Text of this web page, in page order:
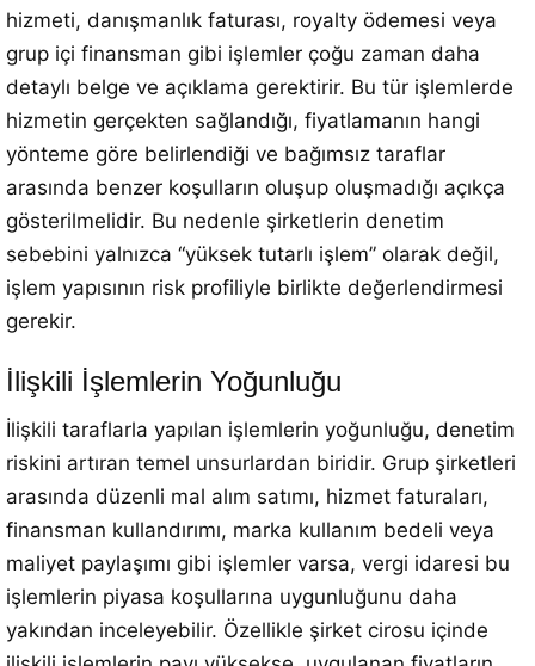
hizmeti, danışmanlık faturası, royalty ödemesi veya
grup içi finansman gibi işlemler çoğu zaman daha
detaylı belge ve açıklama gerektirir. Bu tür işlemlerde
hizmetin gerçekten sağlandığı, fiyatlamanın hangi
yönteme göre belirlendiği ve bağımsız taraflar
arasında benzer koşulların oluşup oluşmadığı açıkça
gösterilmelidir. Bu nedenle şirketlerin denetim
sebebini yalnızca “yüksek tutarlı işlem” olarak değil,
işlem yapısının risk profiliyle birlikte değerlendirmesi
gerekir.
İlişkili İşlemlerin Yoğunluğu
İlişkili taraflarla yapılan işlemlerin yoğunluğu, denetim
riskini artıran temel unsurlardan biridir. Grup şirketleri
arasında düzenli mal alım satımı, hizmet faturaları,
finansman kullandırımı, marka kullanım bedeli veya
maliyet paylaşımı gibi işlemler varsa, vergi idaresi bu
işlemlerin piyasa koşullarına uygunluğunu daha
yakından inceleyebilir. Özellikle şirket cirosu içinde